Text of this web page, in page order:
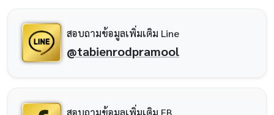
สอบถามข้อมูลเพิ่มเติม Line
@tabienrodpramool
สอบถามข้อมูลเพิ่มเติม FB